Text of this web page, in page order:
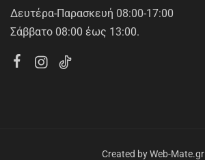
Δευτέρα-Παρασκευή 08:00-17:00
Σάββατο 08:00 έως 13:00.
Created byWeb-Mate.gr